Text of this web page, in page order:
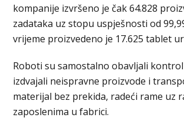
kompanije izvršeno je čak 64.828
zadataka uz stopu uspješnosti od
vrijeme proizvedeno je 17.625 tablet
Roboti su samostalno obavljali
izdvajali neispravne proizvode i
materijal bez prekida, radeći rame uz
zaposlenima u fabrici.